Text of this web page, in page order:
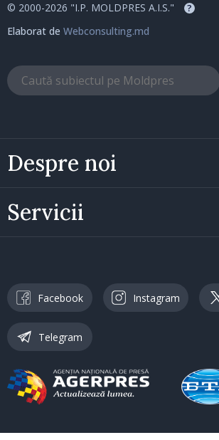
Despre noi
Servicii
© 2000-2026 "I.P. MOLDPRES A.I.S." ?
Elaborat de Webconsulting.md
Facebook Instagram
Telegram